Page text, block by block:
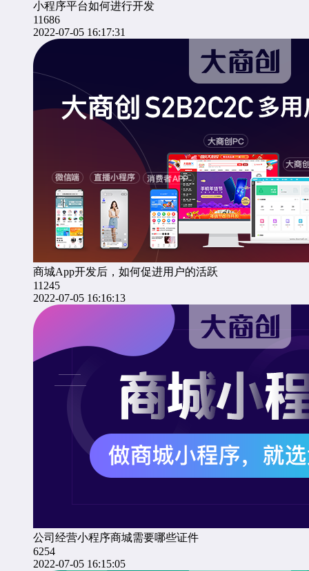
小程序平台如何进行开发
11686
2022-07-05 16:17:31
商城App开发后，如何促进用户的活跃
11245
2022-07-05 16:16:13
公司经营小程序商城需要哪些证件
6254
2022-07-05 16:15:05